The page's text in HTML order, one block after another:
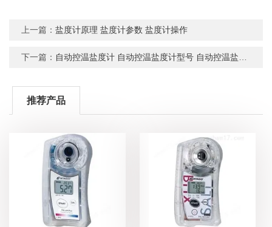
上一篇：盐度计原理 盐度计参数 盐度计操作
下一篇： 自动控温盐度计 自动控温盐度计型号 自动控温盐度计现货
推荐产品